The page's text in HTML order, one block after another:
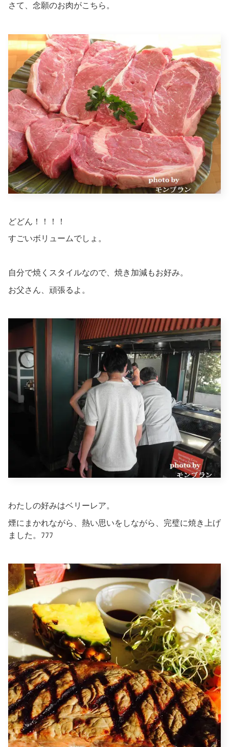
さて、念願のお肉がこちら。
どどん！！！！
すごいボリュームでしょ。
自分で焼くスタイルなので、焼き加減もお好み。
お父さん、頑張るよ。
わたしの好みはベリーレア。
煙にまかれながら、熱い思いをしながら、完璧に焼き上げ
ました。ﾌﾌﾌ